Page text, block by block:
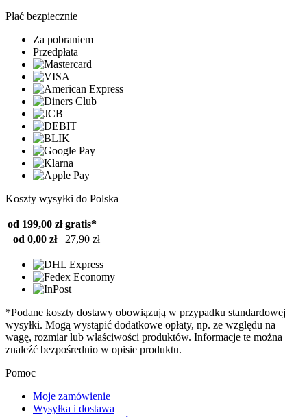
Płać bezpiecznie
Za pobraniem
Przedpłata
Koszty wysyłki do Polska
od 199,00 zł gratis*
od 0,00 zł
27,90 zł
*Podane koszty dostawy obowiązują w przypadku standardowej
wysyłki. Mogą wystąpić dodatkowe opłaty, np. ze względu na
wagę, rozmiar lub właściwości produktów. Informacje te można
znaleźć bezpośrednio w opisie produktu.
Pomoc
Moje zamówienie
Wysyłka i dostawa